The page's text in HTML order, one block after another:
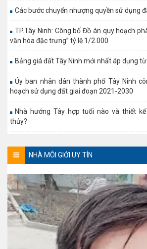
Các bước chuyển nhượng quyền sử dụng
TP.Tây Ninh: Công bố Đồ án quy hoạch
văn hóa đặc trưng” tỷ lệ 1/2.000
Bảng giá đất Tây Ninh mới nhất áp dụng
Ủy ban nhân dân thành phố Tây Ninh
hoạch sử dụng đất giai đoạn 2021-2030
Nhà hướng Tây hợp tuổi nào và thiết
thủy?
NHÀ MÔI GIỚI UY TÍN